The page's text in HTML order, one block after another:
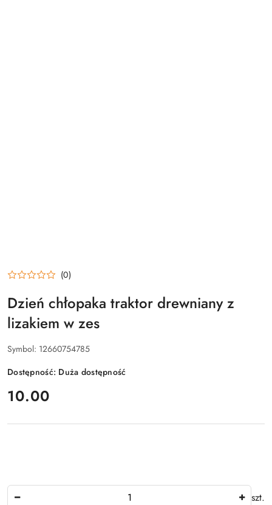
(0)
Dzień chłopaka traktor drewniany z
lizakiem w zes
Symbol: 12660754785
Dostępność: Duża dostępność
cena:
10.00
szt.